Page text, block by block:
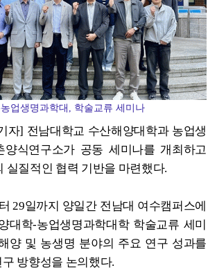
업생명과학대, 학술교류 세미나
자] 전남대학교 수산해양대학과 농업생
양식연구소가 공동 세미나를 개최하고
실질적인 협력 기반을 마련했다.
29일까지 양일간 전남대 여수캠퍼스에
대학-농업생명과학대학 학술교류 세미
양 및 농생명 분야의 주요 연구 성과를
방향성을 논의했다.